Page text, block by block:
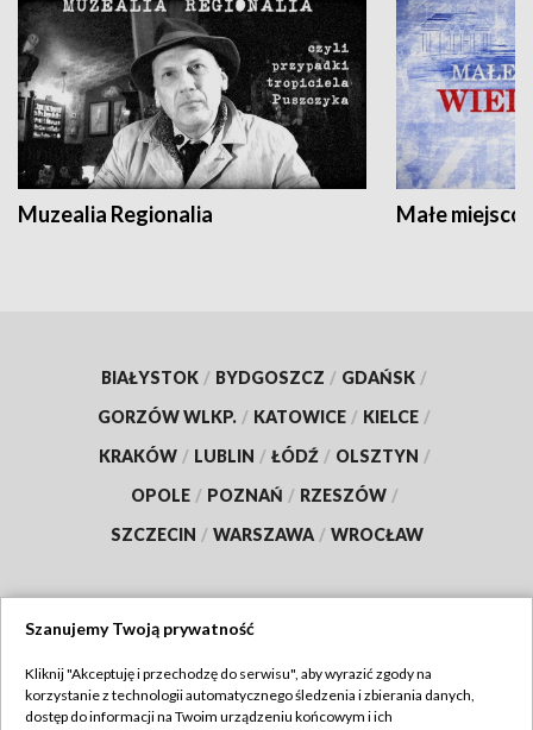
Muzealia Regionalia Małe
BIAŁYSTOK / BYDGOSZCZ / GDAŃSK /
GORZÓW WLKP. / KATOWICE / KIELCE /
KRAKÓW / LUBLIN / ŁÓDŹ / OLSZTYN /
OPOLE / POZNAŃ / RZESZÓW /
SZCZECIN / WARSZAWA / WROCŁAW
TVP
Szanujemy Twoją prywatność
Kliknij "Akceptuję i przechodzę do serwisu", aby wyrazić zgody na
korzystanie z technologii automatycznego śledzenia i zbierania danych,
dostęp do informacji na Twoim urządzeniu końcowym i ich